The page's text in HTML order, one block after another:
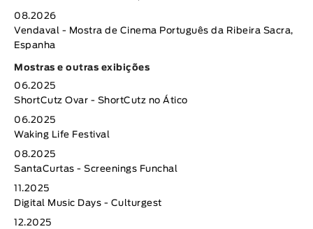
08.2026
Vendaval - Mostra de Cinema Português da Ribeira Sacra,
Espanha
Mostras e outras exibições
06.2025
ShortCutz Ovar - ShortCutz no Ático
06.2025
Waking Life Festival
08.2025
SantaCurtas - Screenings Funchal
11.2025
Digital Music Days - Culturgest
12.2025